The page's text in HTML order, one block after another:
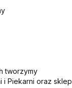
tworzymy
i Piekarni oraz